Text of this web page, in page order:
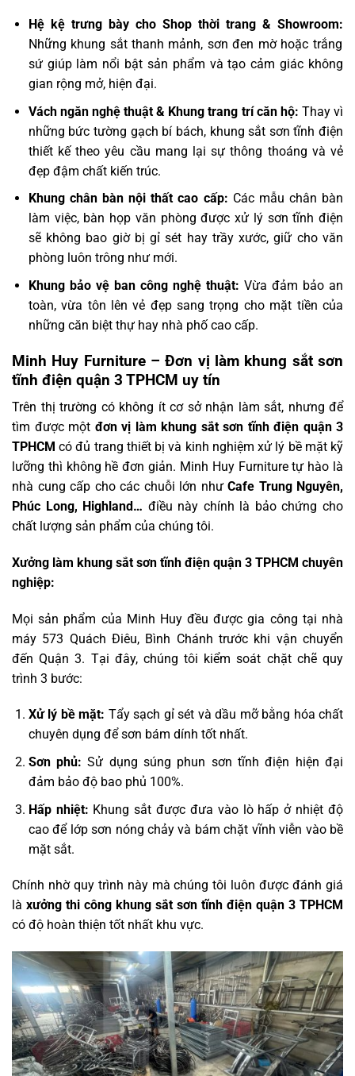
Hệ kệ trưng bày cho Shop thời trang & Showroom:
Những khung sắt thanh mảnh, sơn đen mờ hoặc trắng
sứ giúp làm nổi bật sản phẩm và tạo cảm giác không
gian rộng mở, hiện đại.
Vách ngăn nghệ thuật & Khung trang trí căn hộ: Thay vì
những bức tường gạch bí bách, khung sắt sơn tĩnh điện
thiết kế theo yêu cầu mang lại sự thông thoáng và vẻ
đẹp đậm chất kiến trúc.
Khung chân bàn nội thất cao cấp: Các mẫu chân bàn
làm việc, bàn họp văn phòng được xử lý sơn tĩnh điện
sẽ không bao giờ bị gỉ sét hay trầy xước, giữ cho văn
phòng luôn trông như mới.
Khung bảo vệ ban công nghệ thuật: Vừa đảm bảo an
toàn, vừa tôn lên vẻ đẹp sang trọng cho mặt tiền của
những căn biệt thự hay nhà phố cao cấp.
Minh Huy Furniture – Đơn vị làm khung sắt sơn
tĩnh điện quận 3 TPHCM uy tín
Trên thị trường có không ít cơ sở nhận làm sắt, nhưng để
tìm được một đơn vị làm khung sắt sơn tĩnh điện quận 3
TPHCM có đủ trang thiết bị và kinh nghiệm xử lý bề mặt kỹ
lưỡng thì không hề đơn giản. Minh Huy Furniture tự hào là
nhà cung cấp cho các chuỗi lớn như Cafe Trung Nguyên,
Phúc Long, Highland… điều này chính là bảo chứng cho
chất lượng sản phẩm của chúng tôi.
Xưởng làm khung sắt sơn tĩnh điện quận 3 TPHCM chuyên
nghiệp:
Mọi sản phẩm của Minh Huy đều được gia công tại nhà
máy 573 Quách Điêu, Bình Chánh trước khi vận chuyển
đến Quận 3. Tại đây, chúng tôi kiểm soát chặt chẽ quy
trình 3 bước:
Xử lý bề mặt: Tẩy sạch gỉ sét và dầu mỡ bằng hóa chất
chuyên dụng để sơn bám dính tốt nhất.
Sơn phủ: Sử dụng súng phun sơn tĩnh điện hiện đại
đảm bảo độ bao phủ 100%.
Hấp nhiệt: Khung sắt được đưa vào lò hấp ở nhiệt độ
cao để lớp sơn nóng chảy và bám chặt vĩnh viễn vào bề
mặt sắt.
Chính nhờ quy trình này mà chúng tôi luôn được đánh giá
là xưởng thi công khung sắt sơn tĩnh điện quận 3 TPHCM
có độ hoàn thiện tốt nhất khu vực.